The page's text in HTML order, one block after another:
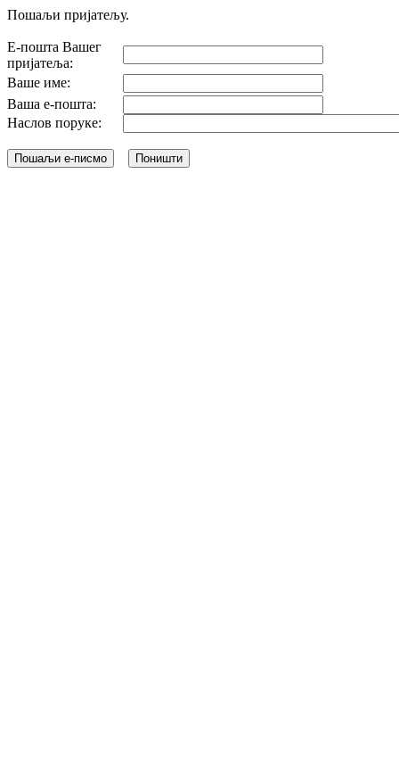
Пошаљи пријатељу.
Е-пошта Вашег
пријатеља:
Ваше име:
Ваша е-пошта:
Наслов поруке: